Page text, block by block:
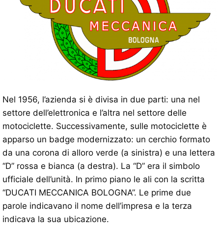
Nel 1956, l’azienda si è divisa in due parti: una nel
settore dell’elettronica e l’altra nel settore delle
motociclette. Successivamente, sulle motociclette è
apparso un badge modernizzato: un cerchio formato
da una corona di alloro verde (a sinistra) e una lettera
“D” rossa e bianca (a destra). La “D” era il simbolo
ufficiale dell’unità. In primo piano le ali con la scritta
“DUCATI MECCANICA BOLOGNA”. Le prime due
parole indicavano il nome dell’impresa e la terza
indicava la sua ubicazione.